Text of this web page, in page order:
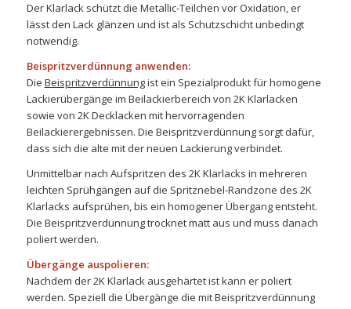
Der Klarlack schützt die Metallic-Teilchen vor Oxidation, er
lässt den Lack glänzen und ist als Schutzschicht unbedingt
notwendig.
Beispritzverdünnung anwenden:
Die Beispritzverdünnungist ein Spezialprodukt für homogene
Lackierübergänge im Beilackierbereich von 2K Klarlacken
sowie von 2K Decklacken mit hervorragenden
Beilackierergebnissen. Die Beispritzverdünnung sorgt dafür,
dass sich die alte mit der neuen Lackierung verbindet.
Unmittelbar nach Aufspritzen des 2K Klarlacks in mehreren
leichten Sprühgängen auf die Spritznebel-Randzone des 2K
Klarlacks aufsprühen, bis ein homogener Übergang entsteht.
Die Beispritzverdünnung trocknet matt aus und muss danach
poliert werden.
Übergänge auspolieren:
Nachdem der 2K Klarlack ausgehärtet ist kann er poliert
werden. Speziell die Übergänge die mit Beispritzverdünnung